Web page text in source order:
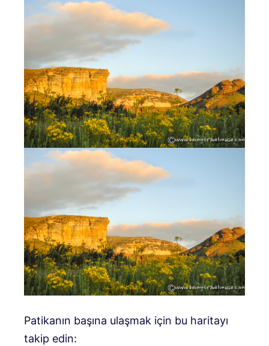
Patikanın başına ulaşmak için bu haritayı
takip edin: